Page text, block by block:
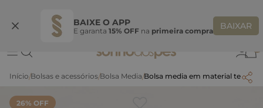
BAIXE O APP
E garanta 15% OFF na primeira compra BAIXAR
Ganhe 10% OFF na coleção utilizando o código do seu vendedor*
Bolsas e acessórios Bolsa Media Bolsa media em material
26% OFF